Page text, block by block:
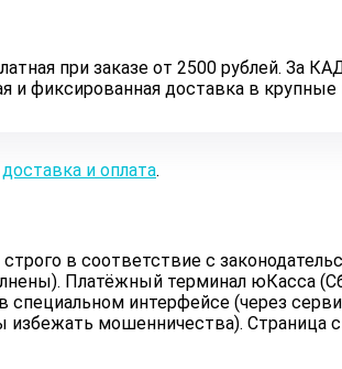
при заказе от 2500 рублей. За
и фиксированная доставка в
доставка и оплата.
в соответствие с
Платёжный терминал юКасса
интерфейсе (через
мошенничества). Страница